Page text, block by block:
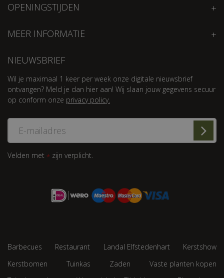
OPENINGSTIJDEN
MEER INFORMATIE
NIEUWSBRIEF
Wil je maximaal 1 keer per week onze digitale nieuwsbrief
ontvangen? Meld je dan hier aan! Wij slaan jouw gegevens secuur
op conform onze privacy policy.
Velden met * zijn verplicht.
Barbecues Restaurant Landal Elfstedenhart
Kerstshow
Kerstbomen
Tuinkas Zaden
Vaste planten kopen